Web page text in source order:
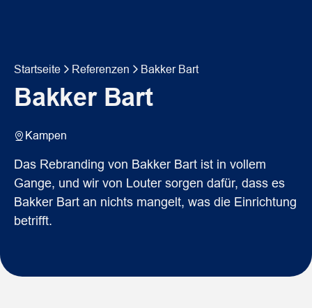
Startseite Referenzen Bakker Bart
Bakker Bart
Kampen
Das Rebranding von Bakker Bart ist in vollem
Gange, und wir von Louter sorgen dafür, dass es
Bakker Bart an nichts mangelt, was die Einrichtung
betrifft.